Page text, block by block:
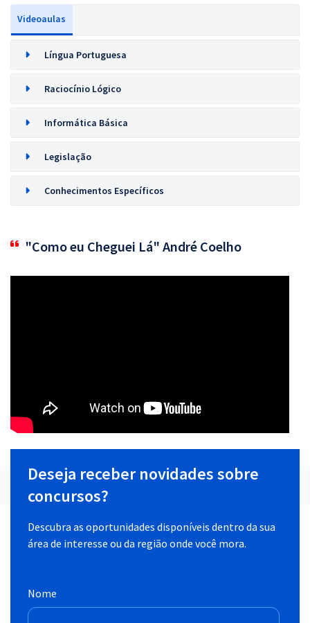
Videoaulas
Língua Portuguesa
Raciocínio Lógico
Informática Básica
Legislação
Conhecimentos Específicos
"Como eu Cheguei Lá" André Coelho
Deseja receber novidades sobre
concursos?
Descubra as oportunidades disponíveis dentro da sua
área de interesse ou da região onde você mora.
Nome